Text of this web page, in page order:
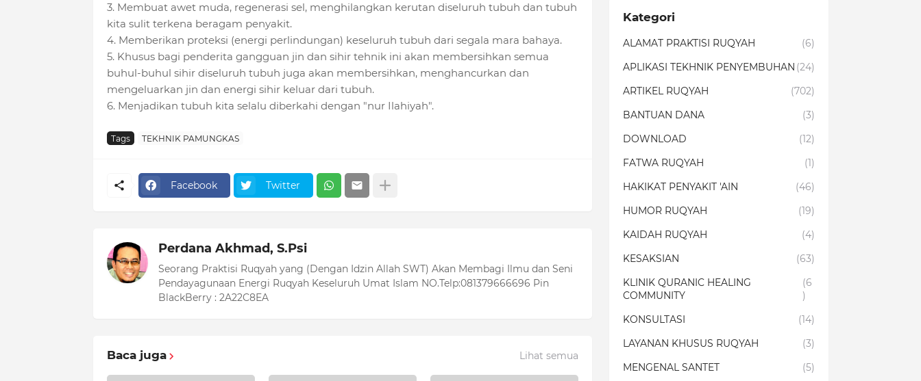
3. Membuat awet muda, regenerasi sel, menghilangkan kerutan diseluruh tubuh dan tubuh
kita sulit terkena beragam penyakit.
4. Memberikan proteksi (energi perlindungan) keseluruh tubuh dari segala mara bahaya.
5. Khusus bagi penderita gangguan jin dan sihir tehnik ini akan membersihkan semua
buhul-buhul sihir diseluruh tubuh juga akan membersihkan, menghancurkan dan
mengeluarkan jin dan energi sihir keluar dari tubuh.
6. Menjadikan tubuh kita selalu diberkahi dengan "nur Ilahiyah".
Tags TEKHNIK PAMUNGKAS
Facebook Twitter
Perdana Akhmad, S.Psi
Seorang Praktisi Ruqyah yang (Dengan Idzin Allah SWT) Akan Membagi Ilmu dan Seni
Pendayagunaan Energi Ruqyah Keseluruh Umat Islam NO.Telp:081379666696 Pin
BlackBerry : 2A22C8EA
Baca juga Lihat semua
Kategori
ALAMAT PRAKTISI RUQYAH
(6)
APLIKASI TEKHNIK PENYEMBUHAN (24)
ARTIKEL RUQYAH
(702)
BANTUAN DANA
(3)
DOWNLOAD
(12)
FATWA RUQYAH
(1)
HAKIKAT PENYAKIT 'AIN
(46)
HUMOR RUQYAH
(19)
KAIDAH RUQYAH
(4)
KESAKSIAN
(63)
KLINIK QURANIC HEALING
COMMUNITY
(6
)
KONSULTASI
(14)
LAYANAN KHUSUS RUQYAH
(3)
MENGENAL SANTET
(5)